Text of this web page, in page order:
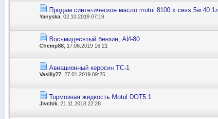
Продам синтетическое масло motul 8100 x cess 5w 40
Yanyska , 02.10.2019 07:19
Восьмидесятый бензин, АИ-80
Chemp88 , 17.06.2019 16:21
Авиационный керосин ТС-1
Vasiliy77 , 27.01.2019 09:25
Тормозная жидкость Motul DOT5.1
Jivchik , 21.11.2018 22:28